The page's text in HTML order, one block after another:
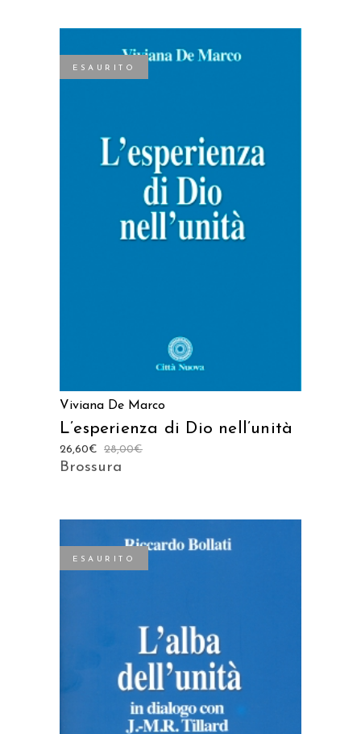
ESAURITO
LEGGI TUTTO
Viviana De Marco
L’esperienza di Dio nell’unità
28,00€
26,60€
Brossura
ESAURITO
LEGGI TUTTO